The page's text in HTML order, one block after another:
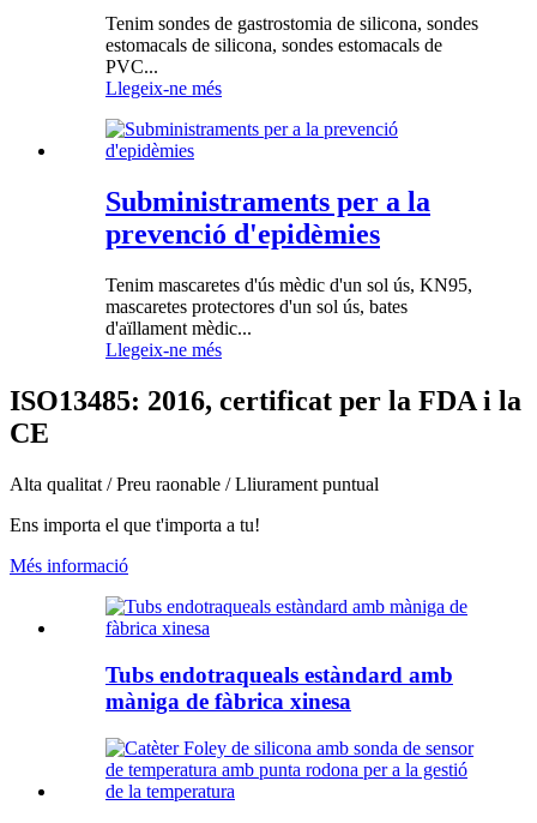
Tenim sondes de gastrostomia de silicona, sondes
estomacals de silicona, sondes estomacals de
PVC...
Llegeix-ne més
Subministraments per a la
prevenció d'epidèmies
Tenim mascaretes d'ús mèdic d'un sol ús, KN95,
mascaretes protectores d'un sol ús, bates
d'aïllament mèdic...
Llegeix-ne més
ISO13485: 2016, certificat per la FDA i la
CE
Alta qualitat / Preu raonable / Lliurament puntual
Ens importa el que t'importa a tu!
Més informació
Tubs endotraqueals estàndard amb
màniga de fàbrica xinesa